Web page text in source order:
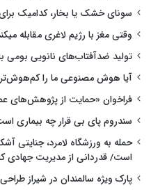
سونای خشک یا بخار، کدامیک
وقتی مغز با رژیم لاغری مقابله
تولید ضدآفتاب‌های نانویی بومی
آیا هوش مصنوعی ما را
فراخوان «حمایت از پژوهش‌های
سندروم پای بی قرار چه بیماری
حمله به ورزشگاه لامرد، جنایتی
است/ قدردانی از مدیریت جهادی
پارک ویژه سالمندان در شیراز